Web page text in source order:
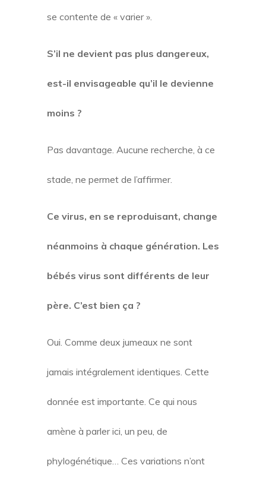
se contente de « varier ».
S’il ne devient pas plus dangereux,
est-il envisageable qu’il le devienne
moins ?
Pas davantage. Aucune recherche, à ce
stade, ne permet de l’affirmer.
Ce virus, en se reproduisant, change
néanmoins à chaque génération. Les
bébés virus sont différents de leur
père. C’est bien ça ?
Oui. Comme deux jumeaux ne sont
jamais intégralement identiques. Cette
donnée est importante. Ce qui nous
amène à parler ici, un peu, de
phylogénétique… Ces variations n’ont